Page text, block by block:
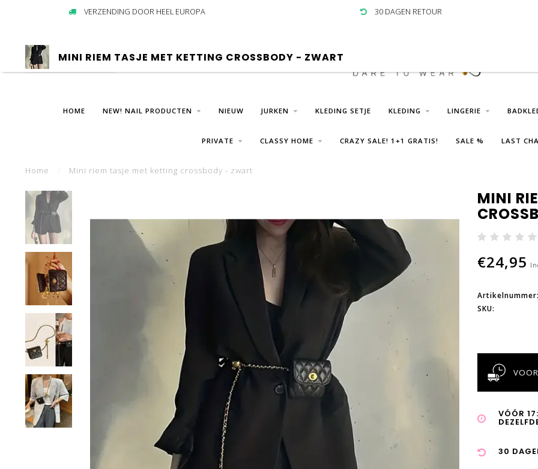
VERZENDING DOOR HEEL EUROPA 30 DAGEN RETOUR
HOME NEW! NAIL PRODUCTEN NIEUW JURKEN KLEDING SETJE KLEDING LINGERIE
PRIVATE CLASSY HOME CRAZY SALE! 1+1 GRATIS! SALE % LAST
Home Mini riem tasje met ketting crossbody - zwart
MINI RIEM TASJE MET KETTING CROSSBODY - ZWART
MINI
€24,95
SKU:
VÓÓR
30